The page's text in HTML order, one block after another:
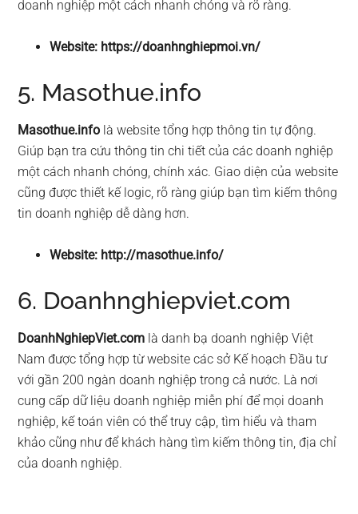
doanh nghiệp một cách nhanh chóng và rõ ràng.
Website: https://doanhnghiepmoi.vn/
5. Masothue.info
Masothue.info là website tổng hợp thông tin tự động.
Giúp bạn tra cứu thông tin chi tiết của các doanh nghiệp
một cách nhanh chóng, chính xác. Giao diện của website
cũng được thiết kế logic, rõ ràng giúp bạn tìm kiếm thông
tin doanh nghiệp dễ dàng hơn.
Website: http://masothue.info/
6. Doanhnghiepviet.com
DoanhNghiepViet.com là danh bạ doanh nghiệp Việt
Nam được tổng hợp từ website các sở Kế hoạch Đầu tư
với gần 200 ngàn doanh nghiệp trong cả nước. Là nơi
cung cấp dữ liệu doanh nghiệp miễn phí để mọi doanh
nghiệp, kế toán viên có thể truy cập, tìm hiểu và tham
khảo cũng như để khách hàng tìm kiếm thông tin, địa chỉ
của doanh nghiệp.